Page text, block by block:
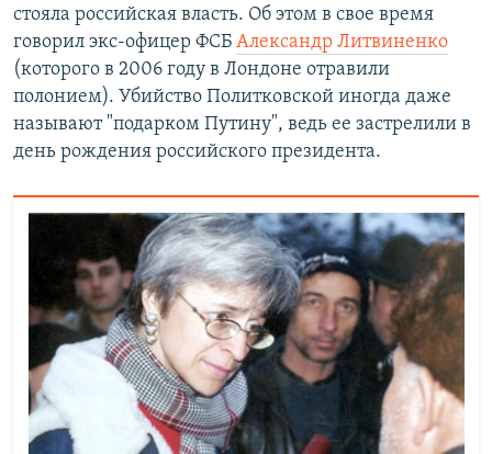
стояла российская власть. Об этом в свое время
говорил экс-офицер ФСБ Александр Литвиненко
(которого в 2006 году в Лондоне отравили
полонием). Убийство Политковской иногда даже
называют "подарком Путину", ведь ее застрелили в
день рождения российского президента.